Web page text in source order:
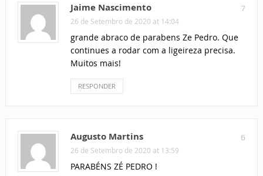
7
Jaime Nascimento
26 de Setembro de 2020 at 14:04
grande abraco de parabens Ze Pedro. Que
continues a rodar com a ligeireza precisa.
Muitos mais!
RESPONDER
6
Augusto Martins
26 de Setembro de 2020 at 13:59
PARABÉNS ZÉ PEDRO !